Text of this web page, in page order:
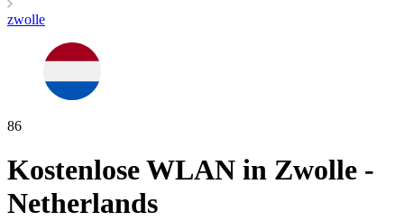
zwolle
86
Kostenlose WLAN in Zwolle -
Netherlands